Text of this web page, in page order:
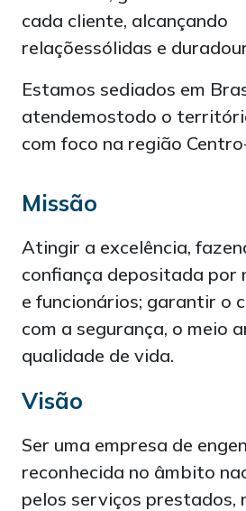
cada cliente, alcançando
relaçõessólidas e
Estamos sediados em
atendemostodo o
com foco na região
Missão
Atingir a excelência,
confiança depositada por
e funcionários; garantir o
com a segurança, o meio
qualidade de vida.
Visão
Ser uma empresa de
reconhecida no âmbito
pelos serviços prestados,